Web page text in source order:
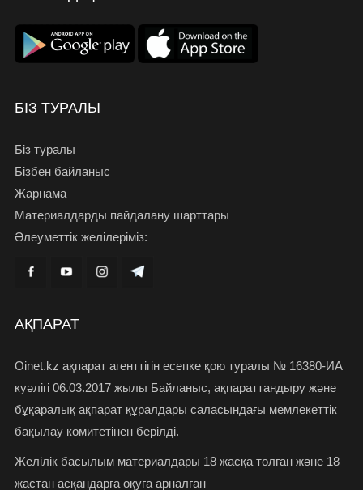
БІЗ ТУРАЛЫ
Біз туралы
Бізбен байланыс
Жарнама
Материалдарды пайдалану шарттары
Әлеуметтік желілеріміз:
АҚПАРАТ
Oinet.kz ақпарат агенттігін есепке қою туралы № 16380-ИА
куәлігі 06.03.2017 жылы Байланыс, ақпараттандыру және
бұқаралық ақпарат құралдары саласындағы мемлекеттік
бақылау комитетінен берілді.
Желілік басылым материалдары 18 жасқа толған және 18
жастан асқандарға оқуға арналған